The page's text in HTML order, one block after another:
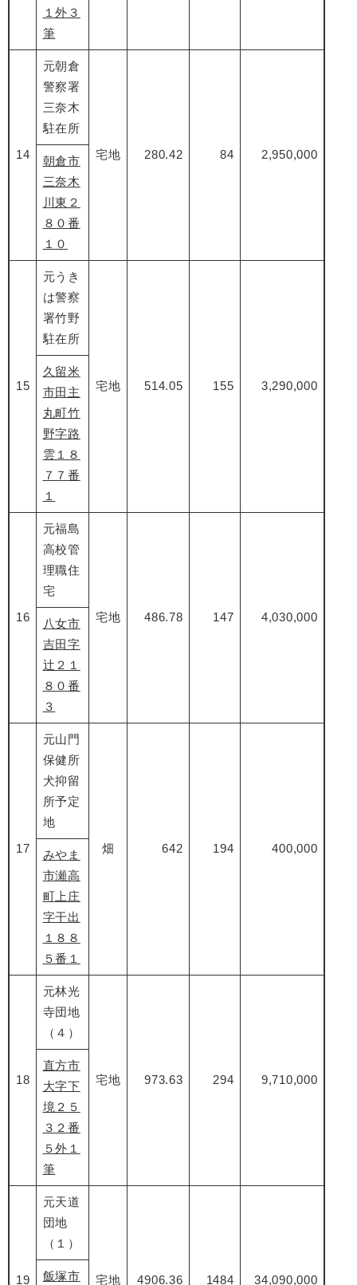
１外３
筆
14
元朝倉
警察署
三奈木
駐在所
宅地
280.42 84 2,950,000
朝倉市
三奈木
川東２
８０番
１０
15
元うき
は警察
署竹野
駐在所
宅地 514.05 155 3,290,000
久留米
市田主
丸町竹
野字路
雲１８
７７番
１
16
元福島
高校管
理職住
宅
宅地
486.78 147 4,030,000
八女市
吉田字
辻２１
８０番
３
17
元山門
保健所
犬抑留
所予定
地
畑
642 194 400,000
みやま
市瀬高
町上庄
字干出
１８８
５番１
18
元林光
寺団地
（４）
宅地 973.63 294 9,710,000
直方市
大字下
境２５
３２番
５外１
筆
19
元天道
団地
（１）
宅地 4906.36 1484 34,090,000
飯塚市